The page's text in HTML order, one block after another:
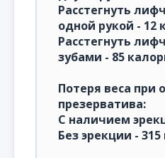
Расстегнуть
одной рукой - 12
Расстегнуть
зубами - 85
Потеря веса при
презерватива:
С наличием
Без эрекции -